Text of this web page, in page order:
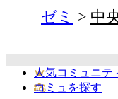
ゼミ
中
人気コミュニテ
コミュを探す